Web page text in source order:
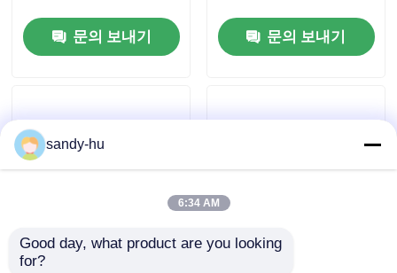
저희와 연락
사건
바닥 보호
문의 보내기 문의 보내기
연동 폼 바닥 보호 타일
sandy-hu
6:34 AM
Good day, what product are you looking
for?